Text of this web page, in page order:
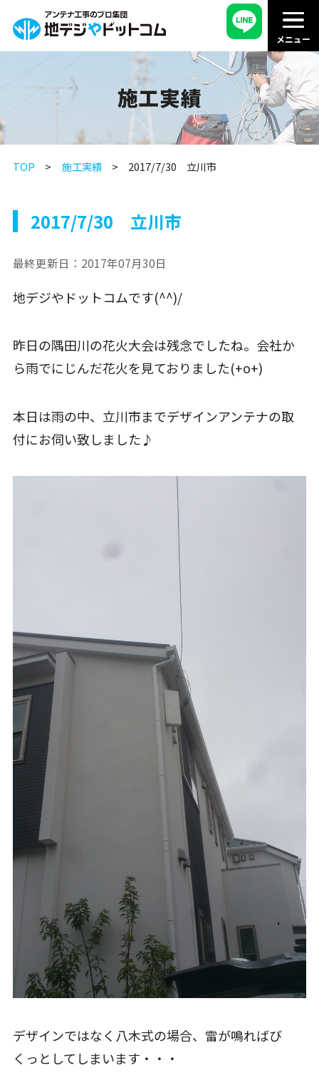
施工実績
TOP 施工実績 2017/7/30 立川市
2017/7/30 立川市
最終更新日： 2017年07月30日
地デジやドットコムです(^^)/
昨日の隅田川の花火大会は残念でしたね。会社か
ら雨でにじんだ花火を見ておりました(+o+)
本日は雨の中、立川市までデザインアンテナの取
付にお伺い致しました♪
デザインではなく八木式の場合、雷が鳴ればび
くっとしてしまいます・・・